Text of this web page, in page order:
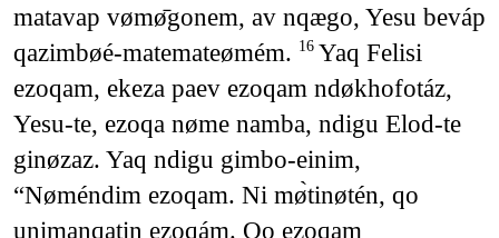
matavap vømø̄gonem, av nqægo, Yesu beváp
qazimbøé-matemateømém. 16 Yaq Felisi
ezoqam, ekeza paev ezoqam ndøkhofotáz,
Yesu-te, ezoqa nøme namba, ndigu Elod-te
ginøzaz. Yaq ndigu gimbo-einim,
“Nøméndim ezoqam. Ni mø̀tinøtén, qo
unimanqatin ezoqám. Qo ezoqam